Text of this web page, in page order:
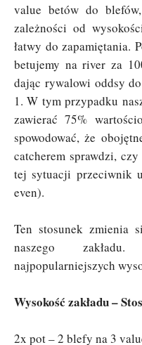
value betów do
zależności od
łatwy do zapamiętania.
betujemy na river za
dając rywalowi oddsy
1. W tym przypadku
zawierać 75%
spowodować, że
catcherem sprawdzi,
tej sytuacji przeciwnik
even).
Ten stosunek zmienia
naszego
najpopularniejszych
Wysokość zakładu –
2x pot – 2 blefy na 3